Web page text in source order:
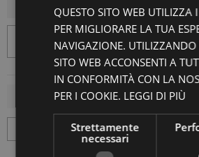
QUESTO SITO WEB UTILIZZA
PER MIGLIORARE LA TUA
NAVIGAZIONE. UTILIZZANDO
SITO WEB ACCONSENTI A
IN CONFORMITÀ CON LA
PER I COOKIE. LEGGI DI PIÙ
Strettamente
necessari